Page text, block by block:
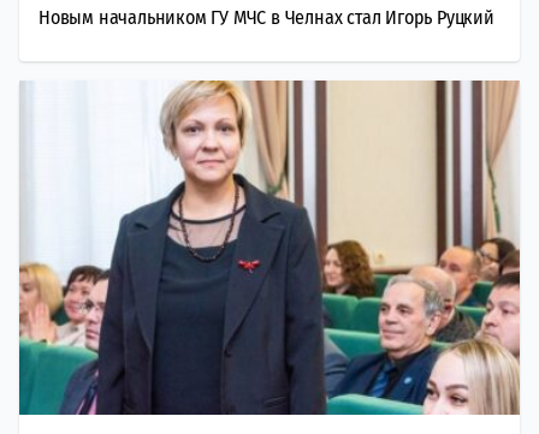
Новым начальником ГУ МЧС в Челнах стал Игорь Руцкий